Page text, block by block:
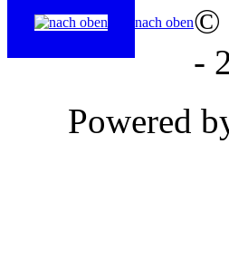
nach oben©
-
Powered